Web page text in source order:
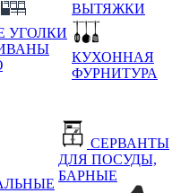
УГОЛКИ
ВЫТЯЖКИ
КУХОННАЯ
ФУРНИТУРА
СЕРВАНТЫ
ДЛЯ ПОСУДЫ,
БАРНЫЕ